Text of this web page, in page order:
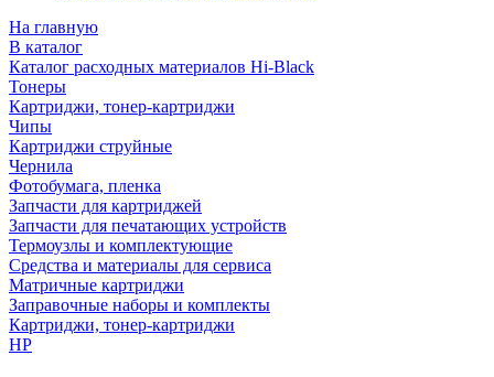
На главную
В каталог
Каталог расходных материалов Hi-Black
Тонеры
Картриджи, тонер-картриджи
Чипы
Картриджи струйные
Чернила
Фотобумага, пленка
Запчасти для картриджей
Запчасти для печатающих устройств
Термоузлы и комплектующие
Средства и материалы для сервиса
Матричные картриджи
Заправочные наборы и комплекты
Картриджи, тонер-картриджи
HP